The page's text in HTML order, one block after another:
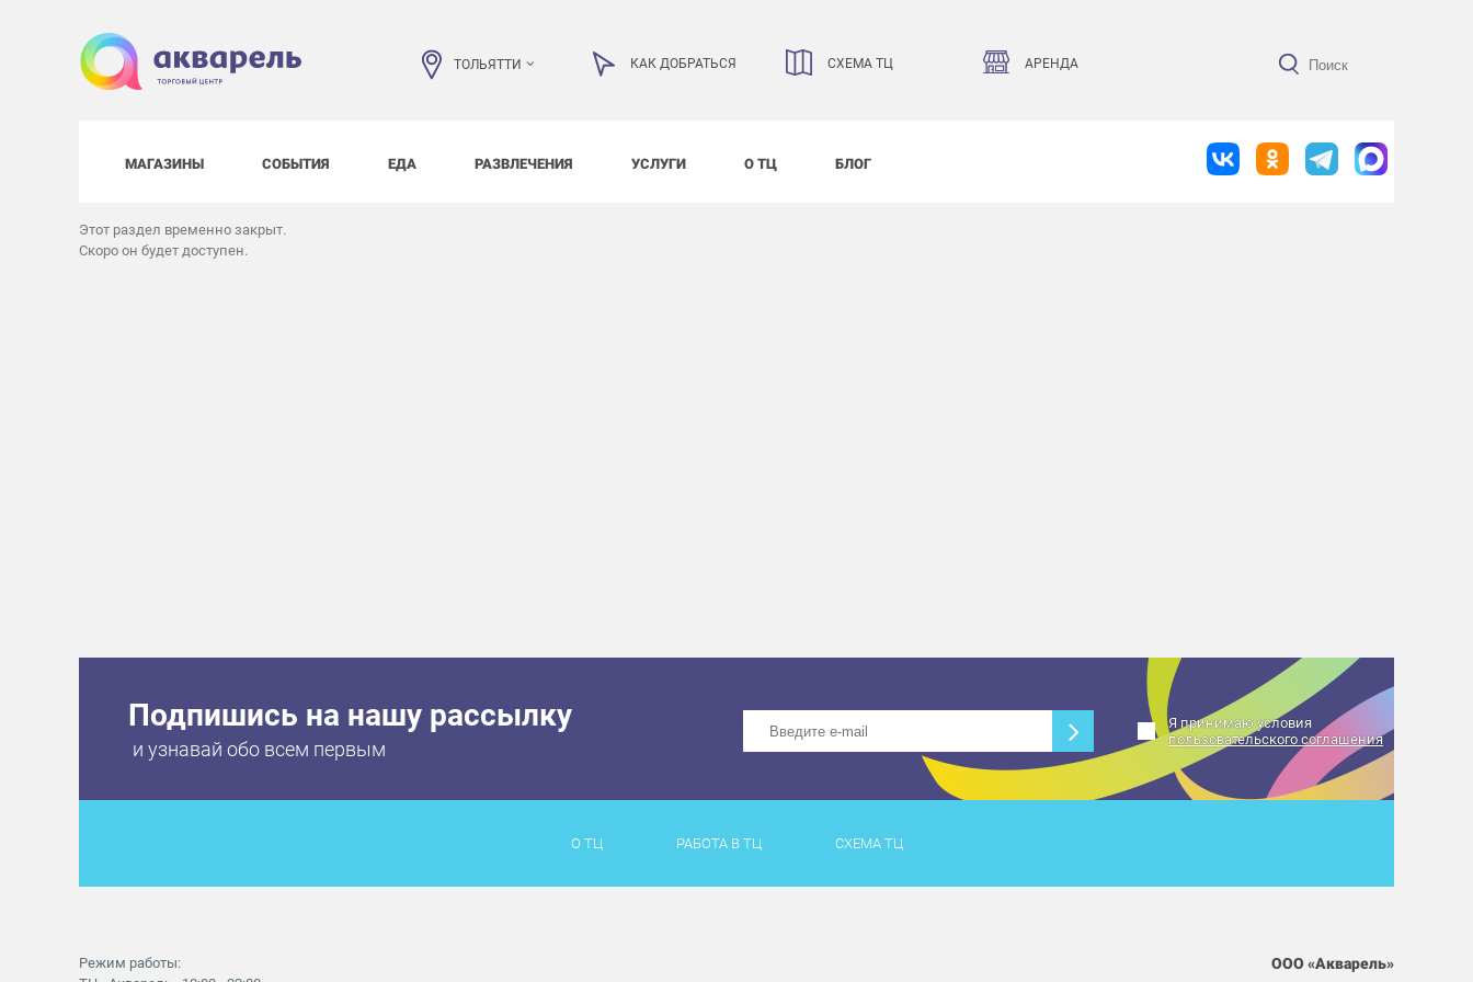
ТОЛЬЯТТИ КАК ДОБРАТЬСЯ СХЕМА ТЦ АРЕНДА
МАГАЗИНЫ СОБЫТИЯ ЕДА РАЗВЛЕЧЕНИЯ УСЛУГИ О ТЦ БЛОГ
Этот раздел временно закрыт.
Скоро он будет доступен.
Подпишись на нашу рассылку
и узнавай обо всем первым
Я принимаю условия
пользовательского соглашения
О ТЦ РАБОТА В ТЦ СХЕМА ТЦ
Режим работы:
ООО «Акварель»